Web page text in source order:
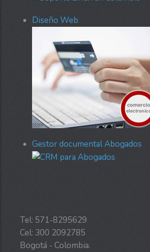
Diseño Web
Gestor documental Abogados
Tel: 571-8295629
Cel: 300 2092785
Bogotá - Colombia.